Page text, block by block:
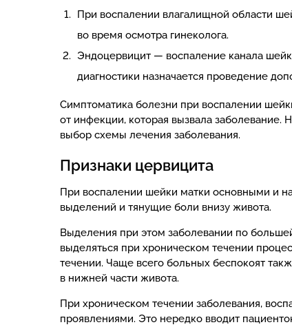
При воспалении влагалищной области
во время осмотра гинеколога.
Эндоцервицит — воспаление канала
диагностики назначается проведение
Симптоматика болезни при воспалении
от инфекции, которая вызвала
выбор схемы лечения заболевания.
Признаки цервицита
При воспалении шейки матки основными и
выделений и тянущие боли внизу живота.
Выделения при этом заболевании по
выделяться при хроническом течении
течении. Чаще всего больных беспокоят
в нижней части живота.
При хроническом течении заболевания,
проявлениями. Это нередко вводит